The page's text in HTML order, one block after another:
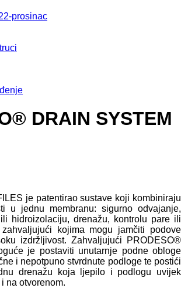
prosinac
DRAIN SYSTEM
je patentirao sustave koji kombiniraju
u jednu membranu: sigurno odvajanje,
hidroizolaciju, drenažu, kontrolu pare ili
kojima mogu jamčiti podove
izdržljivost. Zahvaljujući PRODESO®
je postaviti unutarnje podne obloge
i nepotpuno stvrdnute podloge te postići
drenažu koja ljepilo i podlogu uvijek
na otvorenom.